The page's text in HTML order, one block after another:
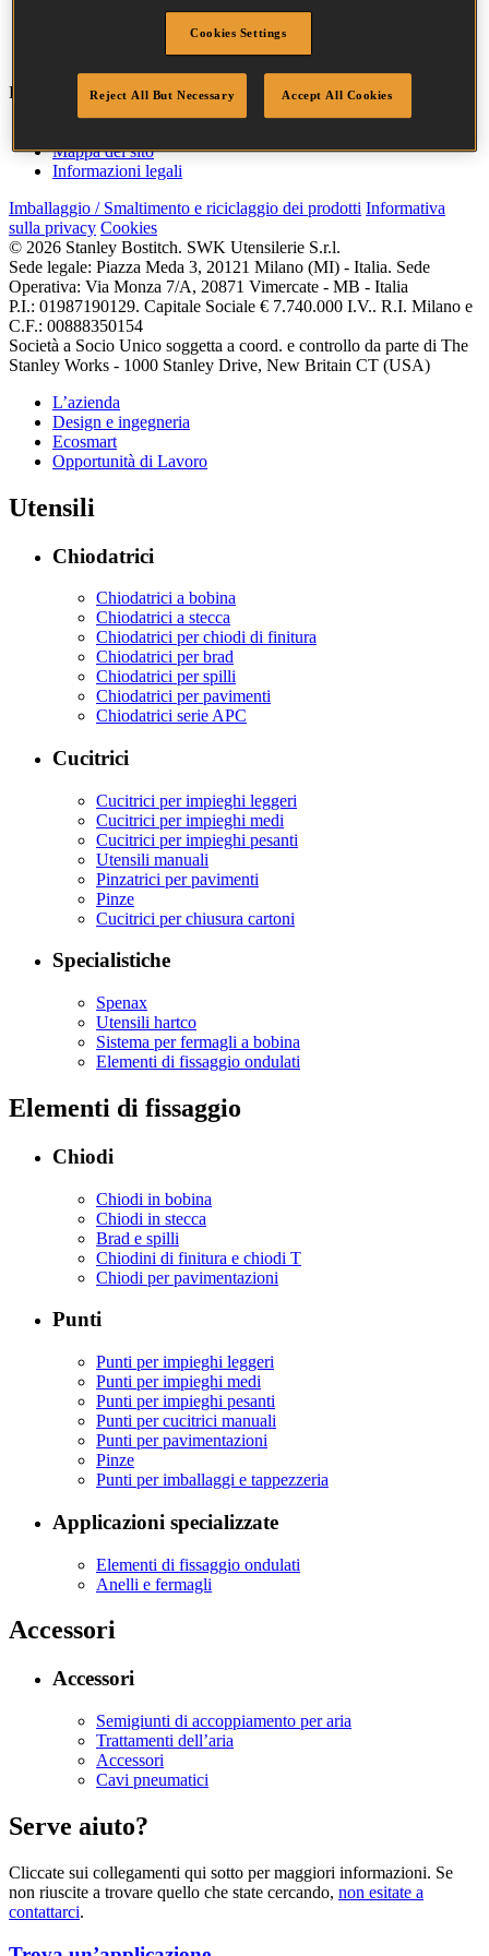
zn-al
Bostitch Vai
Mappa del sito
Informazioni legali
Imballaggio / Smaltimento e riciclaggio dei prodotti Informativa
sulla privacy Cookies
© 2026 Stanley Bostitch. SWK Utensilerie S.r.l.
Sede legale: Piazza Meda 3, 20121 Milano (MI) - Italia. Sede
Operativa: Via Monza 7/A, 20871 Vimercate - MB - Italia
P.I.: 01987190129. Capitale Sociale € 7.740.000 I.V.. R.I. Milano e
C.F.: 00888350154
Società a Socio Unico soggetta a coord. e controllo da parte di The
Stanley Works - 1000 Stanley Drive, New Britain CT (USA)
L’azienda
Design e ingegneria
Ecosmart
Opportunità di Lavoro
Utensili
Chiodatrici
Chiodatrici a bobina
Chiodatrici a stecca
Chiodatrici per chiodi di finitura
Chiodatrici per brad
Chiodatrici per spilli
Chiodatrici per pavimenti
Chiodatrici serie APC
Cucitrici
Cucitrici per impieghi leggeri
Cucitrici per impieghi medi
Cucitrici per impieghi pesanti
Utensili manuali
Pinzatrici per pavimenti
Pinze
Cucitrici per chiusura cartoni
Specialistiche
Spenax
Utensili hartco
Sistema per fermagli a bobina
Elementi di fissaggio ondulati
Elementi di fissaggio
Chiodi
Chiodi in bobina
Chiodi in stecca
Brad e spilli
Chiodini di finitura e chiodi T
Chiodi per pavimentazioni
Punti
Punti per impieghi leggeri
Punti per impieghi medi
Punti per impieghi pesanti
Punti per cucitrici manuali
Punti per pavimentazioni
Pinze
Punti per imballaggi e tappezzeria
Applicazioni specializzate
Elementi di fissaggio ondulati
Anelli e fermagli
Accessori
Accessori
Semigiunti di accoppiamento per aria
Trattamenti dell’aria
Accessori
Cavi pneumatici
Serve aiuto?
Cliccate sui collegamenti qui sotto per maggiori informazioni. Se
non riuscite a trovare quello che state cercando, non esitate a
contattarci.
Cookies Settings
Reject All But Necessary Accept All Cookies